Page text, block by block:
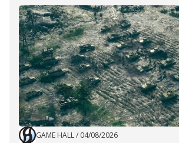
GAME HALL/ 04/08/2026